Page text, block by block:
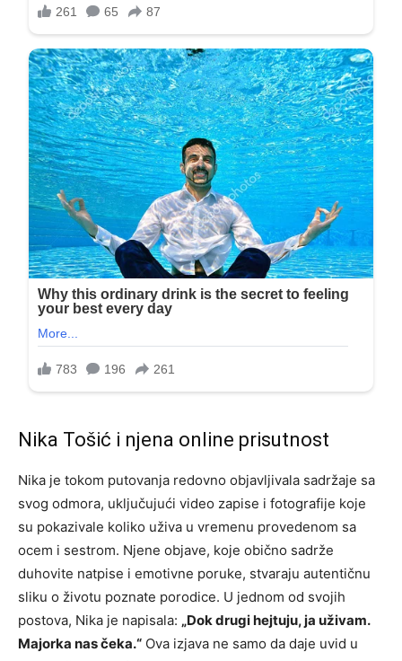
Nika Tošić i njena online prisutnost
Nika je tokom putovanja redovno objavljivala sadržaje sa
svog odmora, uključujući video zapise i fotografije koje
su pokazivale koliko uživa u vremenu provedenom sa
ocem i sestrom. Njene objave, koje obično sadrže
duhovite natpise i emotivne poruke, stvaraju autentičnu
sliku o životu poznate porodice. U jednom od svojih
postova, Nika je napisala: „Dok drugi hejtuju, ja uživam.
Majorka nas čeka.“ Ova izjava ne samo da daje uvid u